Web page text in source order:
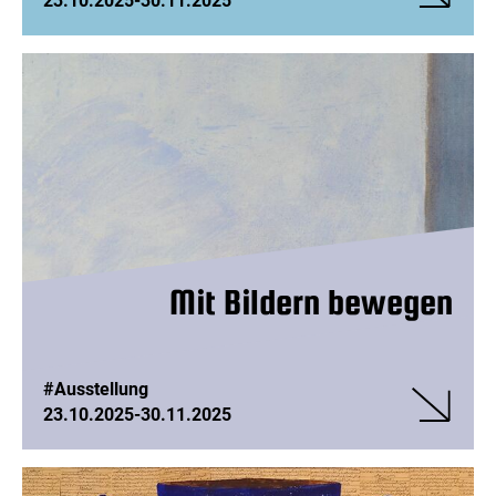
Das
Haus
meiner
Heimat
Mit Bildern bewegen
#Ausstellung
23.10.2025-30.11.2025
Mit